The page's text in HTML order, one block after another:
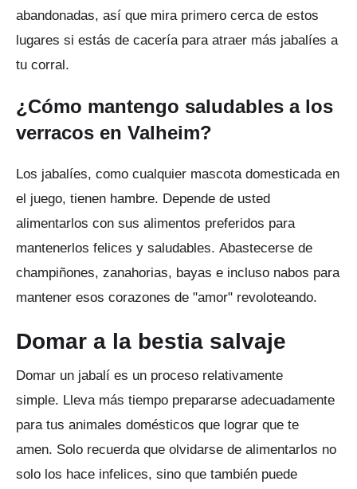
abandonadas, así que mira primero cerca de estos
lugares si estás de cacería para atraer más jabalíes a
tu corral.
¿Cómo mantengo saludables a los
verracos en Valheim?
Los jabalíes, como cualquier mascota domesticada en
el juego, tienen hambre. Depende de usted
alimentarlos con sus alimentos preferidos para
mantenerlos felices y saludables. Abastecerse de
champiñones, zanahorias, bayas e incluso nabos para
mantener esos corazones de "amor" revoloteando.
Domar a la bestia salvaje
Domar un jabalí es un proceso relativamente
simple. Lleva más tiempo prepararse adecuadamente
para tus animales domésticos que lograr que te
amen. Solo recuerda que olvidarse de alimentarlos no
solo los hace infelices, sino que también puede